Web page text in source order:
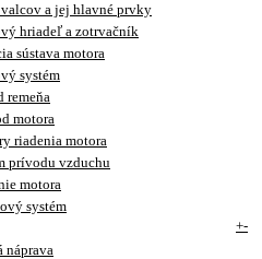
a jej hlavné prvky
hriadeľ a zotrvačník
sústava motora
systém
remeňa
motora
riadenia motora
prívodu vzduchu
motora
systém
+-
náprava